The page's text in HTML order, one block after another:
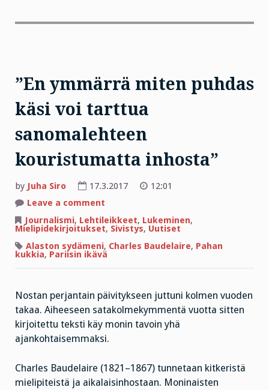
”En ymmärrä miten puhdas
käsi voi tarttua
sanomalehteen
kouristumatta inhosta”
by Juha Siro 17.3.2017
12:01
Leave a comment
ymmärrä
miten
puhdas
käsi
voi
Journalismi, Lehtileikkeet, Lukeminen,
Mielipidekirjoitukset, Sivistys, Uutiset
Alaston sydämeni, Charles Baudelaire, Pahan
kukkia, Pariisin ikävä
Nostan perjantain päivitykseen juttuni kolmen vuoden
takaa. Aiheeseen satakolmekymmentä vuotta sitten
kirjoitettu teksti käy monin tavoin yhä
ajankohtaisemmaksi.
Charles Baudelaire (1821–1867) tunnetaan kitkeristä
mielipiteistä ja aikalaisinhostaan. Moninaisten